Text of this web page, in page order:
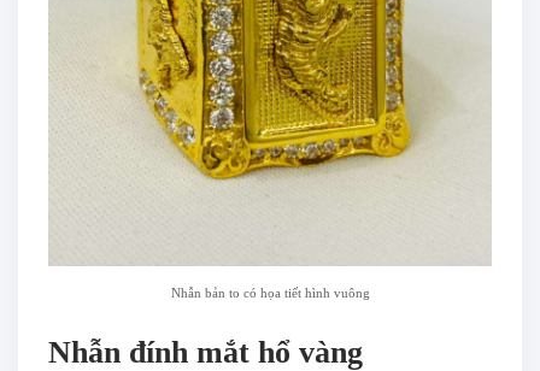
Nhẫn bản to có họa tiết hình vuông
Nhẫn đính mắt hổ vàng